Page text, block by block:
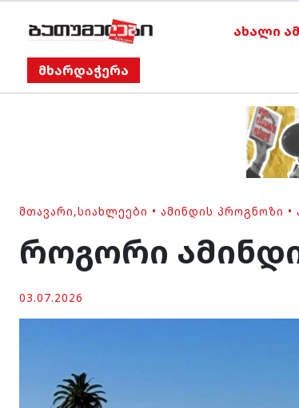
ახალი
მხარდაჭერა
ᲛᲗᲐᲕᲐᲠᲘ,ᲡᲘᲐᲮᲚᲔᲔᲑᲘ • ᲐᲛᲘᲜᲓᲘᲡ ᲞᲠᲝᲒᲜᲝᲖᲘ •
როგორი
03.07.2026